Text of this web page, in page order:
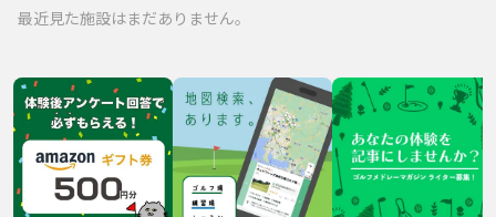
最近見た施設はまだありません。